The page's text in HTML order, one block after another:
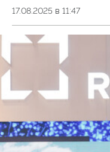
17.08.2025 в 11:47